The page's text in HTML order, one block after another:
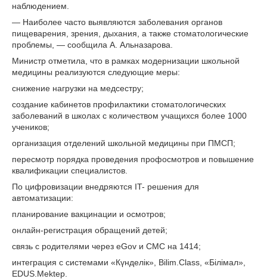
наблюдением.
— Наиболее часто выявляются заболевания органов
пищеварения, зрения, дыхания, а также стоматологические
проблемы, — сообщила А. Альназарова.
Министр отметила, что в рамках модернизации школьной
медицины реализуются следующие меры:
снижение нагрузки на медсестру;
создание кабинетов профилактики стоматологических
заболеваний в школах с количеством учащихся более 1000
учеников;
организация отделений школьной медицины при ПМСП;
пересмотр порядка проведения профосмотров и повышение
квалификации специалистов.
По цифровизации внедряются IT- решения для
автоматизации:
планирование вакцинации и осмотров;
онлайн-регистрация обращений детей;
связь с родителями через eGov и СМС на 1414;
интеграция с системами «Күнделік», Bilim.Class, «Білімал»,
EDUS.Mektep.